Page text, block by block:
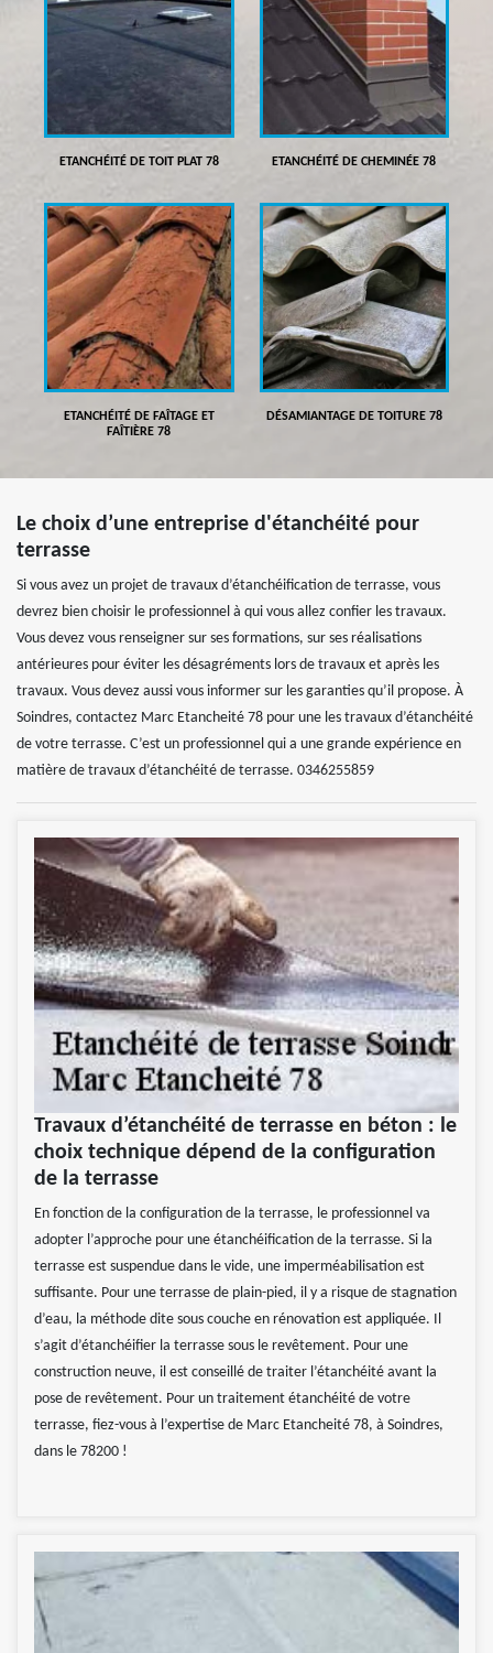
ETANCHÉITÉ DE TOIT PLAT 78 ETANCHÉITÉ DE CHEMINÉE 78
ETANCHÉITÉ DE FAÎTAGE ET
FAÎTIÈRE 78
DÉSAMIANTAGE DE TOITURE 78
Le choix d’une entreprise d'étanchéité pour
terrasse
Si vous avez un projet de travaux d’étanchéification de terrasse, vous
devrez bien choisir le professionnel à qui vous allez confier les travaux.
Vous devez vous renseigner sur ses formations, sur ses réalisations
antérieures pour éviter les désagréments lors de travaux et après les
travaux. Vous devez aussi vous informer sur les garanties qu’il propose. À
Soindres, contactez Marc Etancheité 78 pour une les travaux d’étanchéité
de votre terrasse. C’est un professionnel qui a une grande expérience en
matière de travaux d’étanchéité de terrasse. 0346255859
Travaux d’étanchéité de terrasse en béton : le
choix technique dépend de la configuration
de la terrasse
En fonction de la configuration de la terrasse, le professionnel va
adopter l’approche pour une étanchéification de la terrasse. Si la
terrasse est suspendue dans le vide, une imperméabilisation est
suffisante. Pour une terrasse de plain-pied, il y a risque de stagnation
d’eau, la méthode dite sous couche en rénovation est appliquée. Il
s’agit d’étanchéifier la terrasse sous le revêtement. Pour une
construction neuve, il est conseillé de traiter l’étanchéité avant la
pose de revêtement. Pour un traitement étanchéité de votre
terrasse, fiez-vous à l’expertise de Marc Etancheité 78, à Soindres,
dans le 78200 !